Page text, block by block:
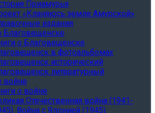
Приамурья
«Кланяюсь земле Амурской»
издания
Благовещенске
о Благовещенске
в фотоальбомах
исторический
литературный
войне
о войне
Отечественная война (1941-
Война с Японией (1945)